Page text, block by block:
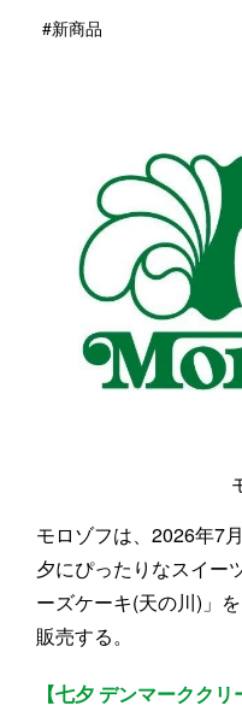
#新商品
モロゾフは、2026年7
夕にぴったりなスイー
ーズケーキ(天の川)」
販売する。
【七夕 デンマークク